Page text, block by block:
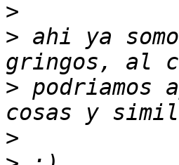
>
> ahi ya
> podriamos
>